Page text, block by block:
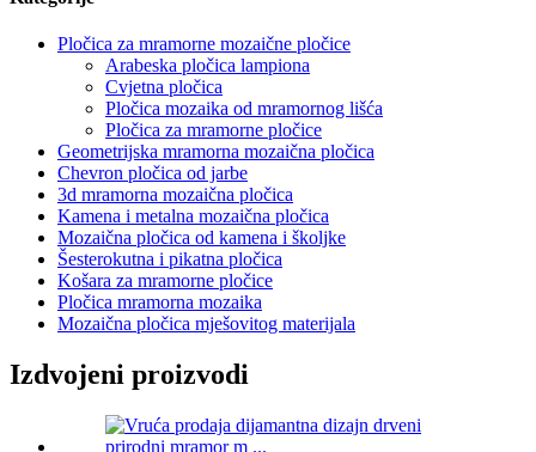
Pločica za mramorne mozaične pločice
Arabeska pločica lampiona
Cvjetna pločica
Pločica mozaika od mramornog lišća
Pločica za mramorne pločice
Geometrijska mramorna mozaična pločica
Chevron pločica od jarbe
3d mramorna mozaična pločica
Kamena i metalna mozaična pločica
Mozaična pločica od kamena i školjke
Šesterokutna i pikatna pločica
Košara za mramorne pločice
Pločica mramorna mozaika
Mozaična pločica mješovitog materijala
Izdvojeni proizvodi